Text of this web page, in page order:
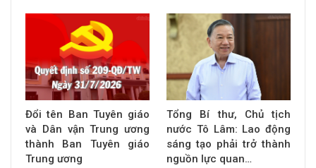
Đổi tên Ban Tuyên giáo
và Dân vận Trung ương
thành Ban Tuyên giáo
Trung ương
Tổng Bí thư, Chủ tịch
nước Tô Lâm: Lao động
sáng tạo phải trở thành
nguồn lực quan…